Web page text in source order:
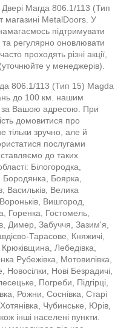
Двері Магда 806.1/113 (Тип
MetalDoors. У
підтримувати
та регулярно оновлювати
проходять різні акції,
(уточнюйте у менеджерів).
806.1/113 (Тип 15) Magda
до 100 км. нашим
за Вашою адресою. При
домовитися про
тільки зручно, але й
послугами
до таких
Білогородка,
Боярка,
Васильків, Велика
Вишгород,
Горенка, Гостомель,
Димер, Забуччя, Зазим'я,
Тарасове, Княжичі,
Лебедівка,
Рубежівка, Мотовилівка,
Нові Безрадичі,
Погреби, Підгірці,
Рожни, Соснівка, Старі
Чубинське, Юрів,
інші населені пункти.